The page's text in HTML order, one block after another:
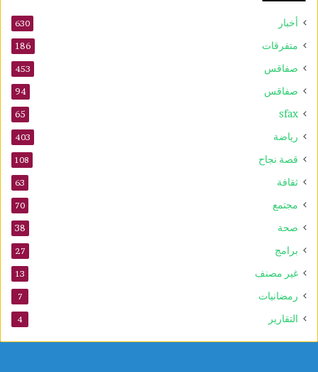
أخبار 630
متفرقات 186
صفاقس 453
صفاقس 94
sfax
65
رياضة 403
قصة نجاح 108
ثقافة 63
مجتمع 70
صحة 38
برامج 27
غير مصنف 13
رمضانيات 7
التقارير 4